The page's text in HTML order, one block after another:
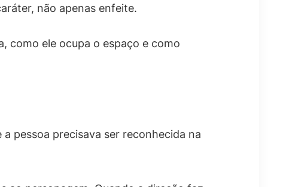
não apenas enfeite.
como ele ocupa o espaço e como
pessoa precisava ser reconhecida na